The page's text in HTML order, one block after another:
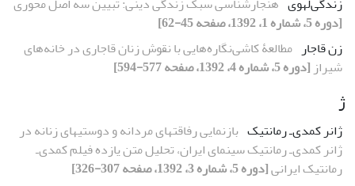
[دوره 5، شماره 1، 1392، صفحه 45-62]
زن قاجار مطالعۀ کاشی‌نگاره‌هایی با نقوش زنان قاجاری در خانه‌های
شیراز [دوره 5، شماره 4، 1392، صفحه 577-594]
ژ
ژانر کمدی‌ـ رمانتیک بازنمایی رفاقت‏های مردانه و دوستی‏های زنانه در
ژانر کمدی‌ـ رمانتیک سینمای ایران، تحلیل متن یازده فیلم کمدی‌ـ
رمانتیک ایرانی[دوره 5، شماره 3، 1392، صفحه 307-326]